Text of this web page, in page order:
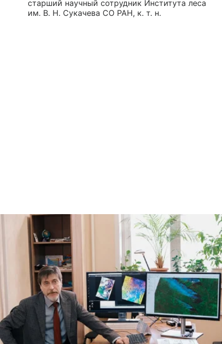
старший научный сотрудник Института леса
им. В. Н. Сукачева СО РАН, к. т. н.